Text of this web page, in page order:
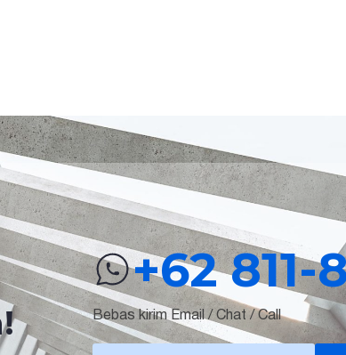
+62 811-
Bebas kirim Email / Chat / Call